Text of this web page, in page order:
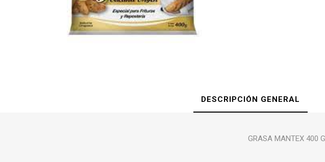
DESCRIPCIÓN GENERAL
GRASA MANTEX 400